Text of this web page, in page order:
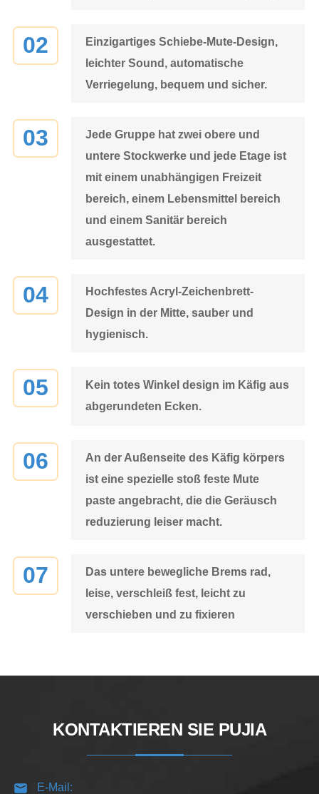
02
Einzigartiges Schiebe-Mute-Design,
leichter Sound, automatische
Verriegelung, bequem und sicher.
03
Jede Gruppe hat zwei obere und
untere Stockwerke und jede Etage ist
mit einem unabhängigen Freizeit
bereich, einem Lebensmittel bereich
und einem Sanitär bereich
ausgestattet.
04
Hochfestes Acryl-Zeichenbrett-
Design in der Mitte, sauber und
hygienisch.
05
Kein totes Winkel design im Käfig aus
abgerundeten Ecken.
06
An der Außenseite des Käfig körpers
ist eine spezielle stoß feste Mute
paste angebracht, die die Geräusch
reduzierung leiser macht.
07
Das untere bewegliche Brems rad,
leise, verschleiß fest, leicht zu
verschieben und zu fixieren
KONTAKTIEREN SIE PUJIA
E-Mail: